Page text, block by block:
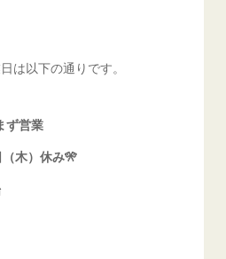
は以下の通りです。
ず営業
木）休み🎌